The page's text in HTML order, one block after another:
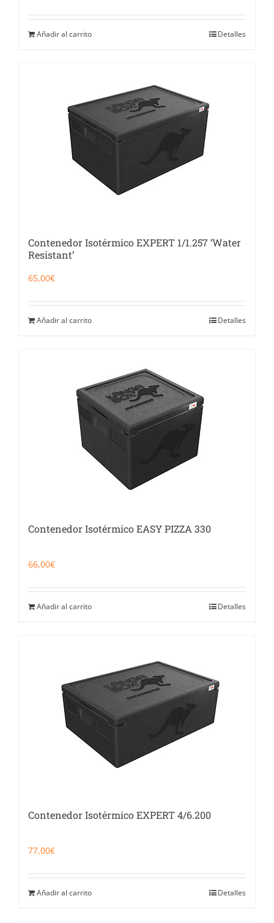
Añadir al carrito Detalles
Contenedor Isotérmico EXPERT 1/1.257 ‘Water
Resistant’
65,00€
Añadir al carrito Detalles
Contenedor Isotérmico EASY PIZZA 330
66,00€
Añadir al carrito Detalles
Contenedor Isotérmico EXPERT 4/6.200
77,00€
Añadir al carrito Detalles